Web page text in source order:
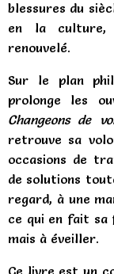
blessures du
en la culture,
renouvelé.
Sur le plan
prolonge les
Changeons de
retrouve sa
occasions de
de solutions
regard, à une
ce qui en fait sa
mais à éveiller.
Ce livre est un